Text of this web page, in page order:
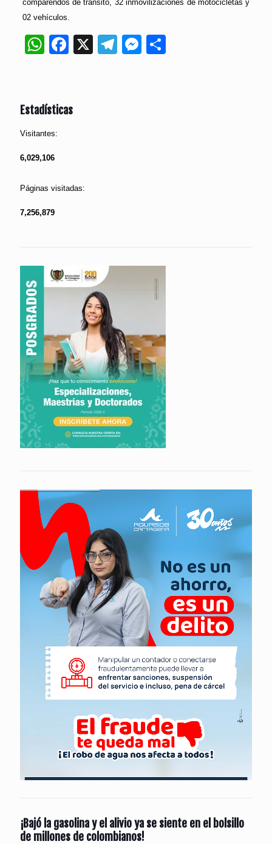
comparendos de tránsito, 32 inmovilizaciones de motocicletas y
02 vehículos.
WhatsApp
Facebook
X Telegram
Messenger
Estadísticas
Visitantes:
6,029,106
Páginas visitadas:
7,256,879
¡Bajó la gasolina y el alivio ya se siente en el bolsillo
de millones de colombianos!